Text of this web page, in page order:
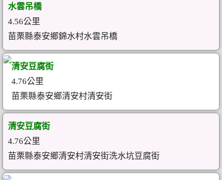
水雲吊橋
4.56公里
苗栗縣泰安鄉錦水村水雲吊橋
清安豆腐街
4.76公里
苗栗縣泰安鄉清安村清安街
清安豆腐街
4.76公里
苗栗縣泰安鄉清安村清安街洗水坑豆腐街